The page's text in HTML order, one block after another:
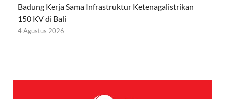
Badung Kerja Sama Infrastruktur Ketenagalistrikan
150 KV di Bali
4 Agustus 2026